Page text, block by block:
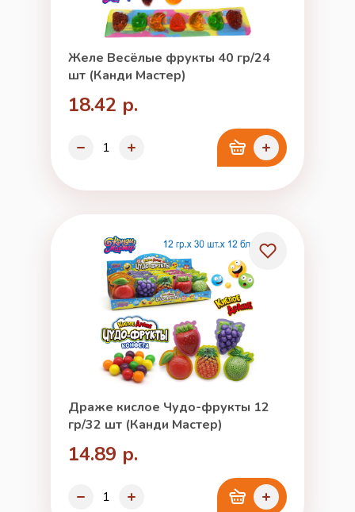
Желе Весёлые фрукты 40 гр/24
шт (Канди Мастер)
18.42 р.
Драже кислое Чудо-фрукты 12
гр/32 шт (Канди Мастер)
14.89 р.